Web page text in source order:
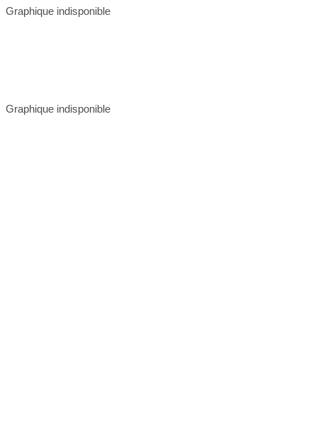
Graphique indisponible
Graphique indisponible